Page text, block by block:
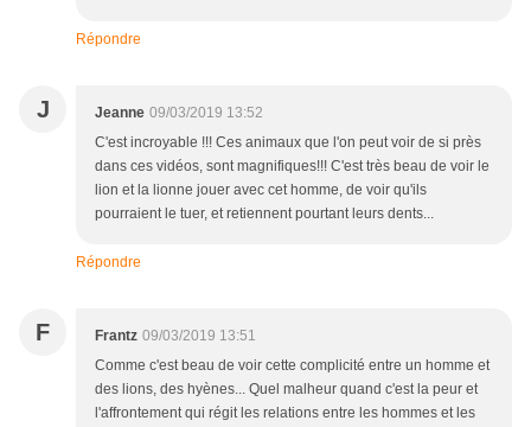
Répondre
J Jeanne 09/03/2019 13:52
C'est incroyable !!! Ces animaux que l'on peut voir de si près
dans ces vidéos, sont magnifiques!!! C'est très beau de voir le
lion et la lionne jouer avec cet homme, de voir qu'ils
pourraient le tuer, et retiennent pourtant leurs dents...
Répondre
F Frantz 09/03/2019 13:51
Comme c'est beau de voir cette complicité entre un homme et
des lions, des hyènes... Quel malheur quand c'est la peur et
l'affrontement qui régit les relations entre les hommes et les